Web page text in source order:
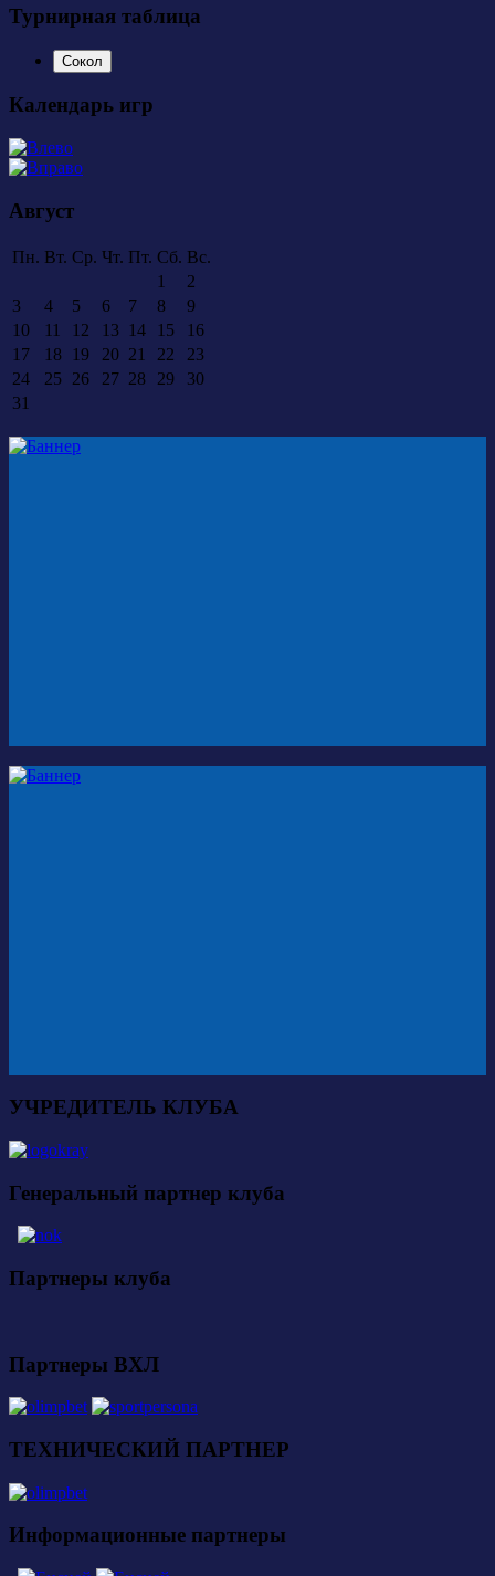
Турнирная таблица
Сокол
Календарь игр
Август
Пн. Вт. Ср. Чт. Пт. Сб. Вс.
1
2
3
4 5 6 7 8
9
10
11 12 13 14 15
16
17
18 19 20 21 22
23
24
25 26 27 28 29
30
31
УЧРЕДИТЕЛЬ КЛУБА
Генеральный партнер клуба
Партнеры клуба
Партнеры ВХЛ
ТЕХНИЧЕСКИЙ ПАРТНЕР
Информационные партнеры